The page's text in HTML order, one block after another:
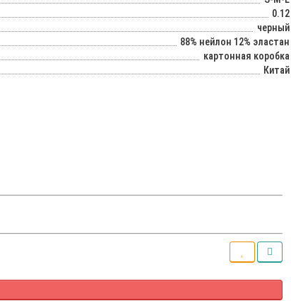
0.12
черный
88% нейлон 12% эластан
картонная коробка
Китай